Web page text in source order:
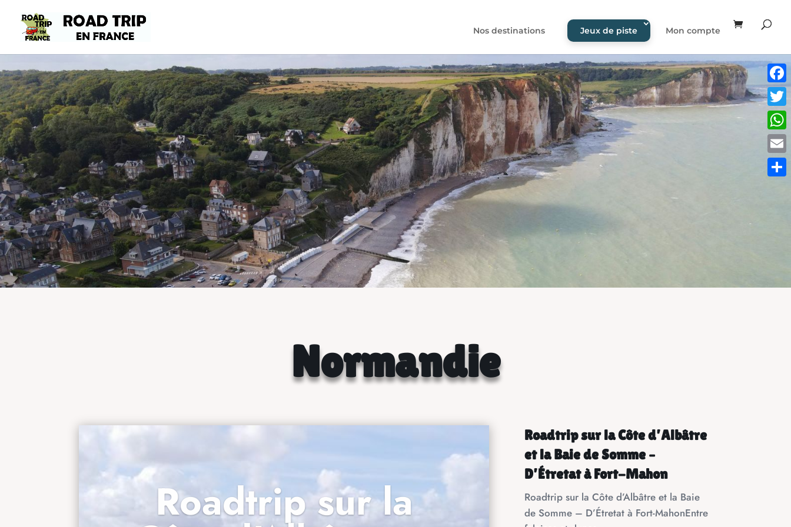
Nos destinations Jeux de piste Mon compte
Normandie
Roadtrip sur la
Roadtrip sur la Côte d’Albâtre
et la Baie de Somme –
D’Étretat à Fort-Mahon
Roadtrip sur la Côte d’Albâtre et la Baie
de Somme – D’Étretat à Fort-MahonEntre
Email